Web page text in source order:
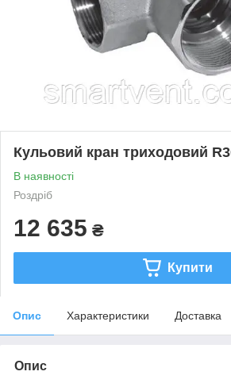
Кульовий кран триходовий
В наявності
Роздріб
12 635 ₴
Купити
Опис Характеристики Доставка
Опис